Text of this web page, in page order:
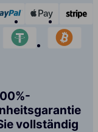
paypal apple-
tether
vollständig